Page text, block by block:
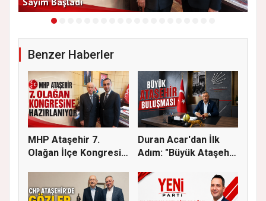
Benzer Haberler
MHP Ataşehir 7.
Olağan İlçe Kongresi
Duran Acar'dan İlk
Adım: "Büyük Ataşehir